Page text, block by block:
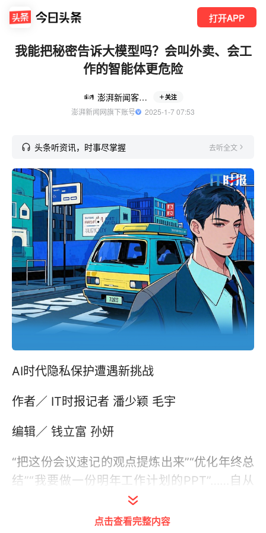
打开APP
我能把秘密告诉大模型吗？会叫外卖、会工
作的智能体更危险
澎湃新闻客户端 关注
澎湃新闻网旗下账号
  2025-1-7 07:53
头条听资讯，时事尽掌握 去听全文
AI时代隐私保护遭遇新挑战
作者／ IT时报记者 潘少颖 毛宇
编辑／ 钱立富 孙妍
“把这份会议速记的观点提炼出来”“优化年终总
结”“我要做一份明年工作计划的PPT”……自从
有了大模型，筱筱每天都要给文心一言、豆包
等安排活计，既提高工作效率，也可以集百家
点击查看完整内容